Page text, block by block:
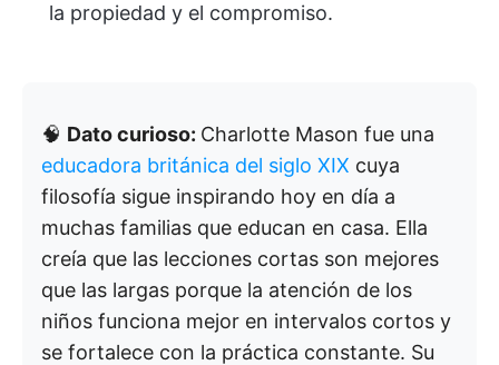
la propiedad y el compromiso.
🧠 Dato curioso: Charlotte Mason fue una
educadora británica del siglo XIX cuya
filosofía sigue inspirando hoy en día a
muchas familias que educan en casa. Ella
creía que las lecciones cortas son mejores
que las largas porque la atención de los
niños funciona mejor en intervalos cortos y
se fortalece con la práctica constante. Su